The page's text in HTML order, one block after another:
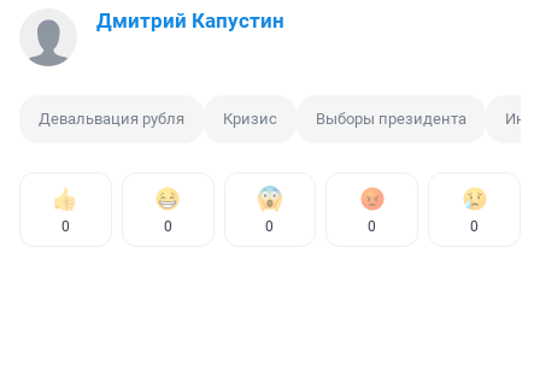
Дмитрий Капустин
Девальвация рубля Кризис Выборы президента
0 0 0 0 0